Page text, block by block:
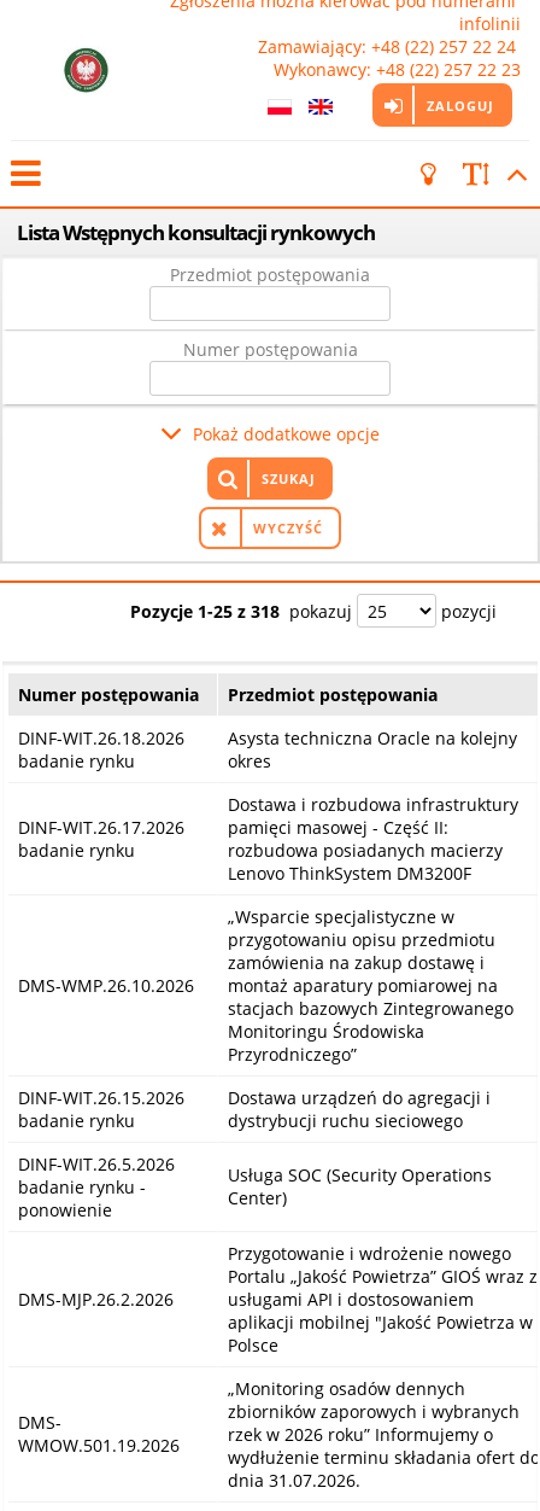
infolinii
Zamawiający: +48 (22) 257 22 24
Wykonawcy: +48 (22) 257 22 23
ZALOGUJ
Lista Wstępnych konsultacji rynkowych
Przedmiot postępowania
Numer postępowania
Pokaż dodatkowe opcje
WYCZYŚĆ
SZUKAJ
Pozycje 1-25 z 318 pokazuj pozycji
Numer postępowania
Przedmiot postępowania
DINF-WIT.26.18.2026
badanie rynku
Asysta techniczna Oracle na kolejny
okres
DINF-WIT.26.17.2026
badanie rynku
Dostawa i rozbudowa infrastruktury
pamięci masowej - Część II:
rozbudowa posiadanych macierzy
Lenovo ThinkSystem DM3200F
DMS-WMP.26.10.2026
„Wsparcie specjalistyczne w
przygotowaniu opisu przedmiotu
zamówienia na zakup dostawę i
montaż aparatury pomiarowej na
stacjach bazowych Zintegrowanego
Monitoringu Środowiska
Przyrodniczego”
DINF-WIT.26.15.2026
badanie rynku
Dostawa urządzeń do agregacji i
dystrybucji ruchu sieciowego
DINF-WIT.26.5.2026
badanie rynku -
ponowienie
Usługa SOC (Security Operations
Center)
DMS-MJP.26.2.2026
Przygotowanie i wdrożenie nowego
Portalu „Jakość Powietrza” GIOŚ wraz z
usługami API i dostosowaniem
aplikacji mobilnej "Jakość Powietrza w
Polsce
DMS-
WMOW.501.19.2026
„Monitoring osadów dennych
zbiorników zaporowych i wybranych
rzek w 2026 roku” Informujemy o
wydłużenie terminu składania ofert do
dnia 31.07.2026.